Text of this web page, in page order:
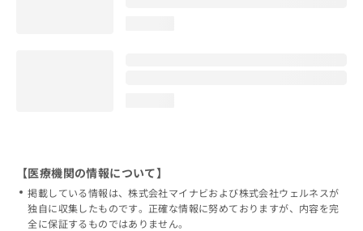
【医療機関の情報について】
掲載している情報は、株式会社マイナビおよび株式会社ウェルネスが
独自に収集したものです。正確な情報に努めておりますが、内容を完
全に保証するものではありません。